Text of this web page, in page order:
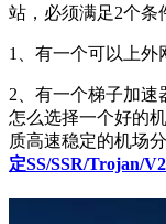
站，必须满足2个条
1、有一个可以上
2、有一个梯子加速
怎么选择一个好的
质高速稳定的机场
定SS/SSR/Trojan/